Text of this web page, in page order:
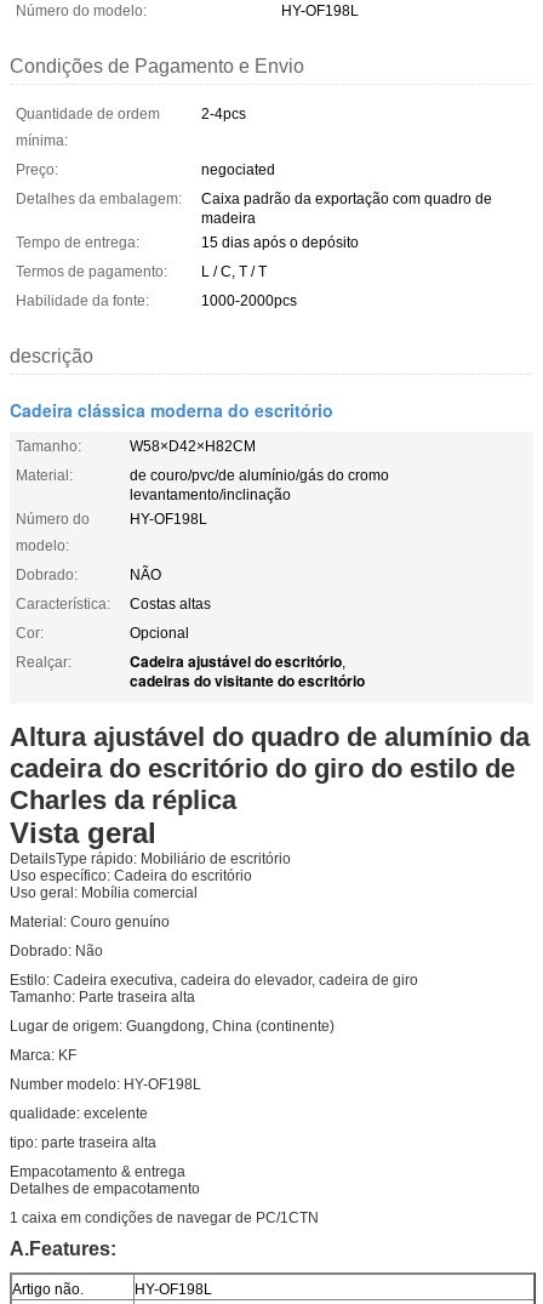
Número do modelo:
HY-OF198L
Condições de Pagamento e Envio
Quantidade de ordem
mínima:
2-4pcs
Preço:
negociated
Detalhes da embalagem:
Caixa padrão da exportação com quadro de
madeira
Tempo de entrega:
15 dias após o depósito
Termos de pagamento:
L / C, T / T
Habilidade da fonte:
1000-2000pcs
descrição
Cadeira clássica moderna do escritório
Tamanho:
W58×D42×H82CM
Material:
de couro/pvc/de alumínio/gás do cromo
levantamento/inclinação
Número do
modelo:
HY-OF198L
Dobrado:
NÃO
Característica:
Costas altas
Cor:
Opcional
Realçar:
Cadeira ajustável do escritório,
cadeiras do visitante do escritório
Altura ajustável do quadro de alumínio da
cadeira do escritório do giro do estilo de
Charles da réplica
Vista geral
DetailsType rápido: Mobiliário de escritório
Uso específico: Cadeira do escritório
Uso geral: Mobília comercial
Material: Couro genuíno
Dobrado: Não
Estilo: Cadeira executiva, cadeira do elevador, cadeira de giro
Tamanho: Parte traseira alta
Lugar de origem: Guangdong, China (continente)
Marca: KF
Number modelo: HY-OF198L
qualidade: excelente
tipo: parte traseira alta
Empacotamento & entrega
Detalhes de empacotamento
1 caixa em condições de navegar de PC/1CTN
A.Features:
Artigo não.
HY-OF198L